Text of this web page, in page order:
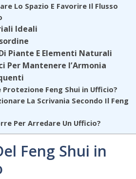
Lo Spazio E Favorire Il Flusso
Ideali
Piante E Elementi Naturali
Per Mantenere l’Armonia
Protezione Feng Shui in Ufficio?
La Scrivania Secondo Il Feng
Per Arredare Un Ufficio?
Feng Shui in